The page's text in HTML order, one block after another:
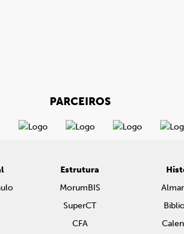
PARCEIROS
Estrutura
MorumBIS
SuperCT
CFA